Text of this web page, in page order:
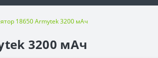
18650 Armytek 3200 мАч
3200 мАч